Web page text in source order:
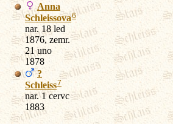
Anna
Schleissova6
nar. 18 led
1876, zemr.
21 uno
1878
?
Schleiss7
nar. 1 cervc
1883